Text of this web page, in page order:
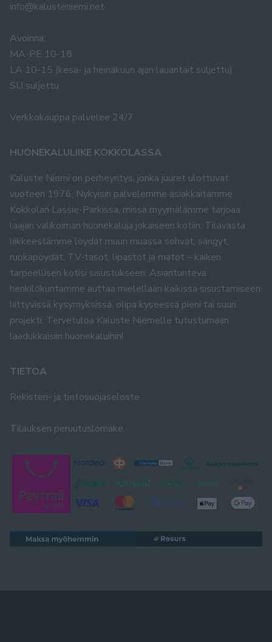
info@kalusteniemi.net
Avoinna:
MA-PE 10-18
LA 10-15 (kesä- ja heinäkuun ajan lauantait suljettu)
SU suljettu
Verkkokauppa palvelee 24/7
HUONEKALULIIKE KOKKOLASSA
Kaluste Niemi on perheyritys, jonka juuret ulottuvat
vuoteen 1976. Nykyisin palvelemme asiakkaitamme
Kokkolan Lassie-Parkissa, missä myymälämme tarjoaa
laajan valikoiman huonekaluja jokaiseen kotiin. Tilavasta
liikkeestämme löydät muun muassa sohvat, sängyt,
ruokapöydät, TV-tasot, lipastot ja matot – kaiken
tarpeellisen kotisi sisustukseen. Asiantunteva
henkilökuntamme auttaa mielellään kaikissa sisustamiseen
liittyvissä kysymyksissä, olipa kyseessä pieni tai suuri
projekti. Tervetuloa Kaluste Niemelle tutustumaan
laadukkaisiin huonekaluihin!
TIETOA
Rekisteri- ja tietosuojaseloste
Tilauksen peruutuslomake